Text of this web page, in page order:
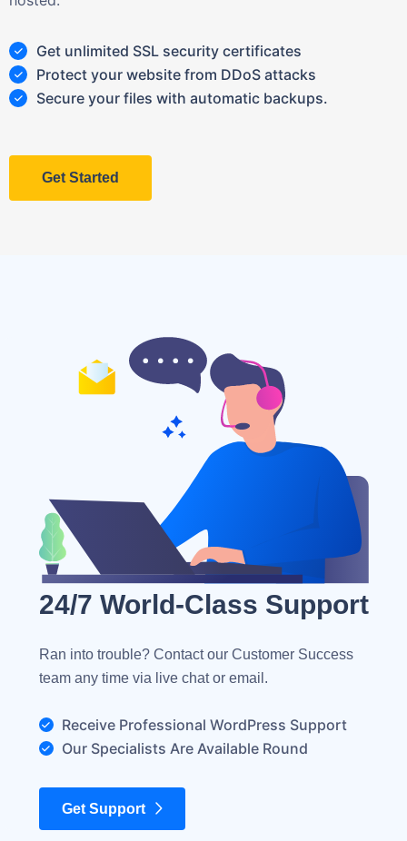
Get unlimited SSL security certificates
Protect your website from DDoS attacks
Secure your files with automatic backups.
Get Started
24/7 World-Class Support
Ran into trouble? Contact our Customer Success
team any time via live chat or email.
Receive Professional WordPress Support
Our Specialists Are Available Round
Get Support